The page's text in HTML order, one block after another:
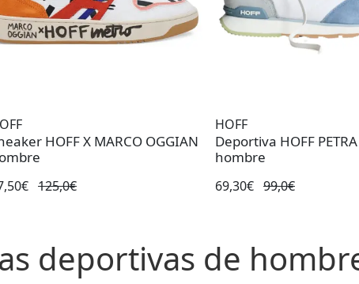
HOFF X MARCO OGGIAN
125,0€
HOFF
Deportiva HOFF
hombre
69,30€ 99,0€
deportivas de